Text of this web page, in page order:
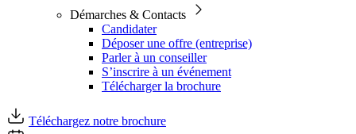
Démarches & Contacts
Candidater
Déposer une offre (entreprise)
Parler à un conseiller
S’inscrire à un événement
Télécharger la brochure
Téléchargez notre brochure